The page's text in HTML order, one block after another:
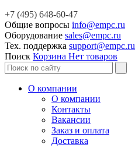
+7 (495) 648-60-47
Общие вопросы info@empc.ru
Оборудование sales@empc.ru
Тех. поддержка support@empc.ru
Поиск Корзина Нет товаров
О компании
О компании
Контакты
Вакансии
Заказ и оплата
Доставка